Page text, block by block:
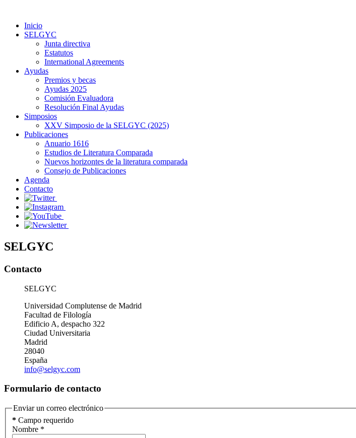
Inicio
SELGYC
Junta directiva
Estatutos
International Agreements
Ayudas
Premios y becas
Ayudas 2025
Comisión Evaluadora
Resolución Final Ayudas
Simposios
XXV Simposio de la SELGYC (2025)
Publicaciones
Anuario 1616
Estudios de Literatura Comparada
Nuevos horizontes de la literatura comparada
Consejo de Publicaciones
Agenda
Contacto
SELGYC
Contacto
SELGYC
Universidad Complutense de Madrid
Facultad de Filología
Edificio A, despacho 322
Ciudad Universitaria
Madrid
28040
España
info@selgyc.com
Formulario de contacto
Enviar un correo electrónico
* Campo requerido
Nombre *